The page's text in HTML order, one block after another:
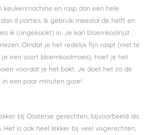
keukenmachine en rasp dan een hele
8 porties. Ik gebruik meestal de helft en
ik (ongekookt) in. Je kan bloemkoolrijst
Omdat je het redelijk fijn raspt (niet te
een soort bloemkoolmoes), hoef je het
voordat je het bakt. Je doet het zo de
een paar minuten gaar!
bij Oosterse gerechten, bijvoorbeeld als
Het is ook heel lekker bij veel visgerechten,